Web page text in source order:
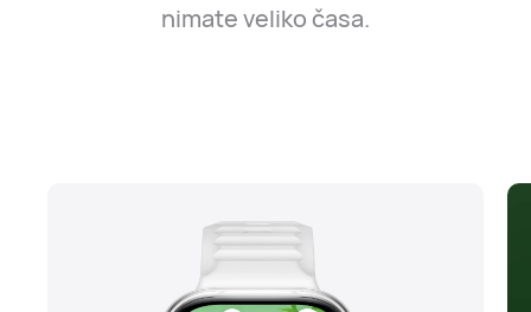
nimate veliko časa.